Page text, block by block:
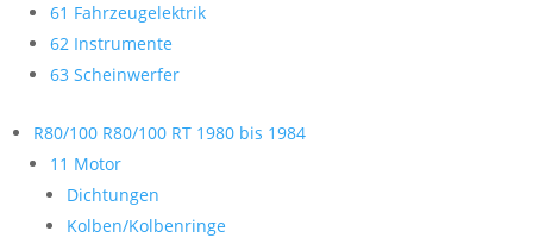
61 Fahrzeugelektrik
62 Instrumente
63 Scheinwerfer
R80/100 R80/100 RT 1980 bis 1984
11 Motor
Dichtungen
Kolben/Kolbenringe